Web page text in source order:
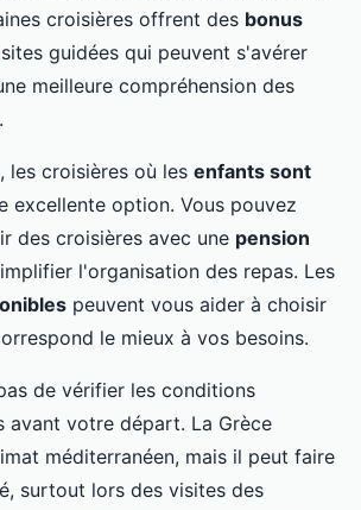
croisières offrent des bonus
guidées qui peuvent s'avérer
meilleure compréhension des
les croisières où les enfants sont
excellente option. Vous pouvez
des croisières avec une pension
l'organisation des repas. Les
peuvent vous aider à choisir
le mieux à vos besoins.
de vérifier les conditions
avant votre départ. La Grèce
méditerranéen, mais il peut faire
surtout lors des visites des